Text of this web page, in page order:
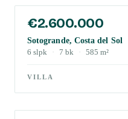
€2.600.000
Sotogrande, Costa del Sol
6 slpk · 7 bk · 585 m²
VILLA